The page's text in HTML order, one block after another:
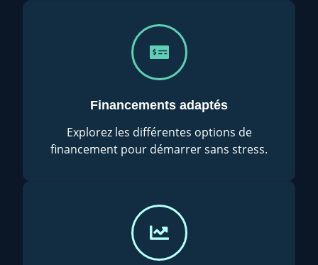
Financements adaptés
Explorez les différentes options de
financement pour démarrer sans stress.